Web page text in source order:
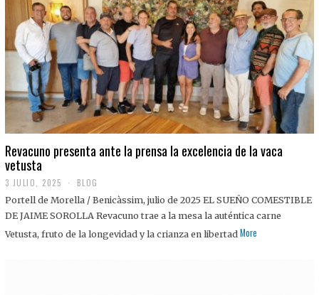
5
Revacuno presenta ante la prensa la excelencia de la vaca
vetusta
3 JULIO, 2025
J
U
I
BLOG
Portell de Morella / Benicàssim, julio de 2025 EL SUEÑO COMESTIBLE
DE JAIME SOROLLA Revacuno trae a la mesa la auténtica carne
Vetusta, fruto de la longevidad y la crianza en libertad More